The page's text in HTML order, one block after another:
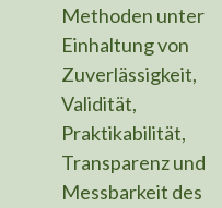
Methoden unter
Einhaltung von
Zuverlässigkeit,
Validität,
Praktikabilität,
Transparenz und
Messbarkeit des